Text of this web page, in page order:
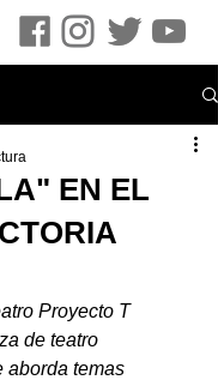
EN EL
Proyecto T
de teatro
aborda temas